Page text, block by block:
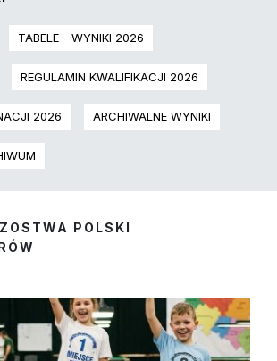
TABELE - WYNIKI 2026
REGULAMIN KWALIFIKACJI 2026
2026 ARCHIWALNE WYNIKI
POLSKI